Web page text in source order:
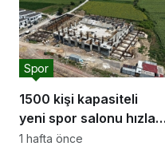
1500 kişi kapasiteli
yeni spor salonu hızla
yükseliyor: “Salon
Spor
1 hafta önce